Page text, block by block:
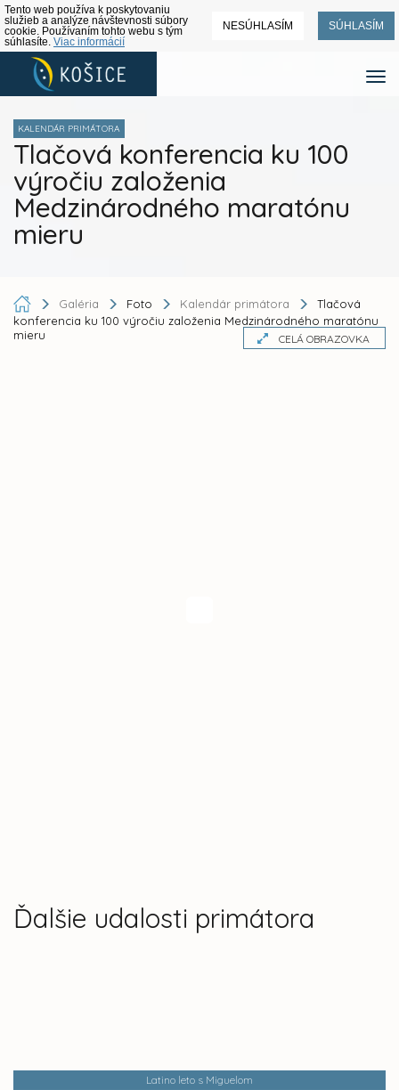
Tento web používa k poskytovaniu
služieb a analýze návštevnosti súbory
cookie. Používaním tohto webu s tým
súhlasíte. Viac informácií
NESÚHLASÍM SÚHLASÍM
KALENDÁR PRIMÁTORA
Tlačová konferencia ku 100
výročiu založenia
Medzinárodného maratónu
mieru
Galéria Foto Kalendár primátora
Tlačová
konferencia ku 100 výročiu založenia Medzinárodného maratónu
mieru
CELÁ OBRAZOVKA
Ďalšie udalosti primátora
Latino leto s Miguelom